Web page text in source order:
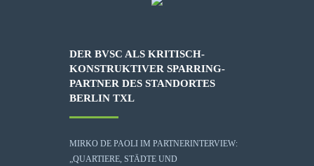
DER BVSC ALS KRITISCH-
KONSTRUKTIVER SPARRING-
PARTNER DES STANDORTES
BERLIN TXL
MIRKO DE PAOLI IM PARTNERINTERVIEW:
„QUARTIERE, STÄDTE UND